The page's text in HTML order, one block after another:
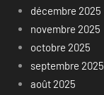
décembre 2025
novembre 2025
octobre 2025
septembre 2025
août 2025